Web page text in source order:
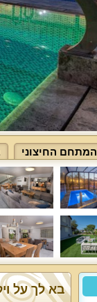
המתחם החיצוני
בא לך על